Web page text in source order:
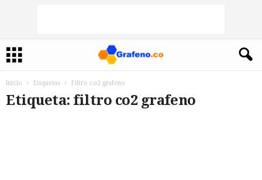
Inicio Etiquetas Filtro co2 grafeno
Etiqueta: filtro co2 grafeno